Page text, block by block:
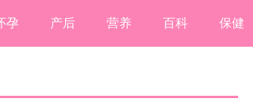
孕 产后 营养 百科 保健